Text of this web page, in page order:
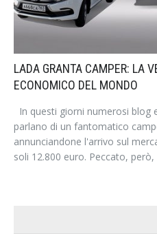
LADA GRANTA CAMPER: LA
ECONOMICO DEL MONDO
In questi giorni numerosi blog
parlano di un fantomatico
annunciandone l'arrivo sul
soli 12.800 euro. Peccato, però,